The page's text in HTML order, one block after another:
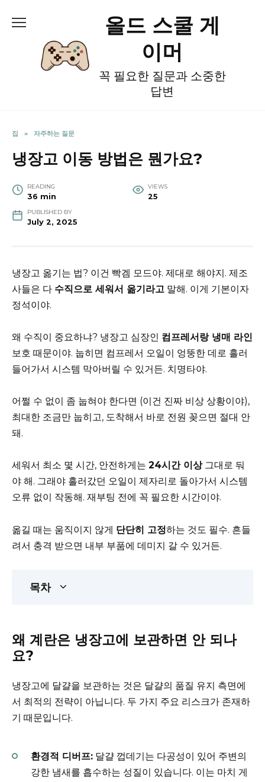
올드 스쿨 게
이머
꼭 필요한 질문과 소중한
답변
집 » 자주하는 질문
냉장고 이동 방법은 뭔가요?
READING
36 min
VIEWS
25
PUBLISHED BY
July 2, 2025
냉장고 옮기는 법? 이건 빡겜 모드야. 제대로 해야지. 제조
사들은 다 수직으로 세워서 옮기라고 말해. 이게 기본이자
정석이야.
왜 수직이 중요하냐? 냉장고 심장인 컴프레서랑 냉매 라인
보호 때문이야. 눕히면 컴프레서 오일이 엉뚱한 데로 흘러
들어가서 시스템 막아버릴 수 있거든. 치명타야.
어쩔 수 없이 좀 눕혀야 한다면 (이건 진짜 비상 상황이야),
최대한 조금만 눕히고, 도착해서 바로 전원 꽂으면 절대 안
돼.
세워서 최소 몇 시간, 안전하게는 24시간 이상그대로 둬
야 해. 그래야 흘러갔던 오일이 제자리로 돌아가서 시스템
오류 없이 작동해. 재부팅 전에 꼭 필요한 시간이야.
옮길 때는 움직이지 않게 단단히 고정하는 것도 필수. 흔들
려서 충격 받으면 내부 부품에 데미지 갈 수 있거든.
목차
왜 계란은 냉장고에 보관하면 안 되나
요?
냉장고에 달걀을 보관하는 것은 달걀의 품질 유지 측면에
서 최적의 전략이 아닙니다. 두 가지 주요 리스크가 존재하
기 때문입니다.
환경적 디버프: 달걀 껍데기는 다공성이 있어 주변의
강한 냄새를 흡수하는 성질이 있습니다. 이는 마치 게